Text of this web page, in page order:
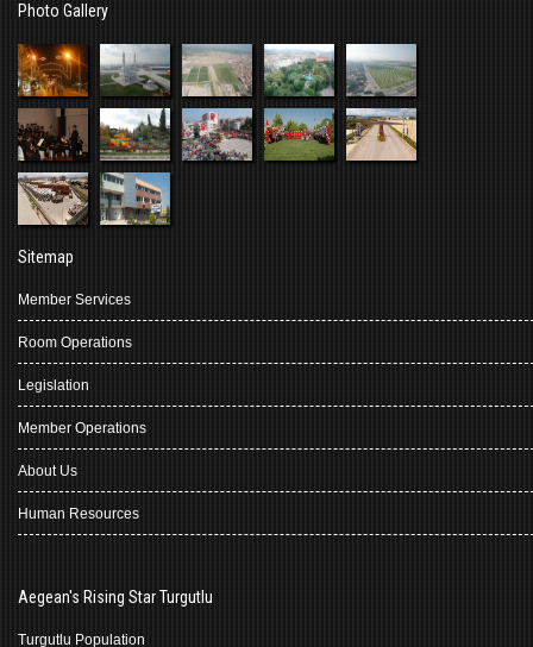
Photo Gallery
Sitemap
Member Services
Room Operations
Legislation
Member Operations
About Us
Human Resources
Aegean's Rising Star Turgutlu
Turgutlu Population